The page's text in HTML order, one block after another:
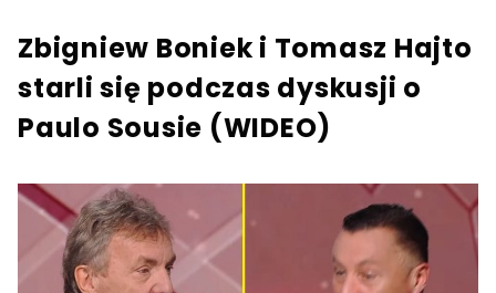
Zbigniew Boniek i Tomasz Hajto
starli się podczas dyskusji o
Paulo Sousie (WIDEO)